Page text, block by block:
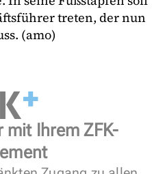
treten, der nun
(amo)
mit Ihrem ZFK-